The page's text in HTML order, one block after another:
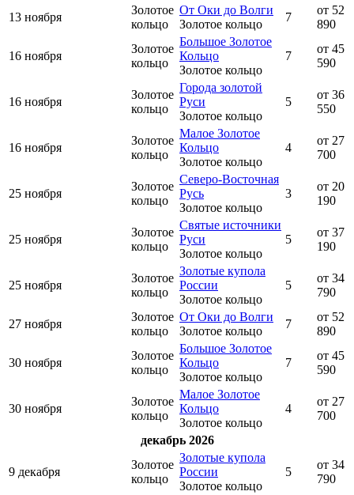
13 ноября
Золотое
кольцо
От Оки до Волги
Золотое кольцо
7
от 52
890
16 ноября
Золотое
кольцо
Большое Золотое
Кольцо
Золотое кольцо
7
от 45
590
16 ноября
Золотое
кольцо
Города золотой
Руси
Золотое кольцо
5
от 36
550
16 ноября
Золотое
кольцо
Малое Золотое
Кольцо
Золотое кольцо
4
от 27
700
25 ноября
Золотое
кольцо
Северо-Восточная
Русь
Золотое кольцо
3
от 20
190
25 ноября
Золотое
кольцо
Святые источники
Руси
Золотое кольцо
5
от 37
190
25 ноября
Золотое
кольцо
Золотые купола
России
Золотое кольцо
5
от 34
790
27 ноября
Золотое
кольцо
От Оки до Волги
Золотое кольцо
7
от 52
890
30 ноября
Золотое
кольцо
Большое Золотое
Кольцо
Золотое кольцо
7
от 45
590
30 ноября
Золотое
кольцо
Малое Золотое
Кольцо
Золотое кольцо
4
от 27
700
декабрь 2026
9 декабря
Золотое
кольцо
Золотые купола
России
Золотое кольцо
5
от 34
790